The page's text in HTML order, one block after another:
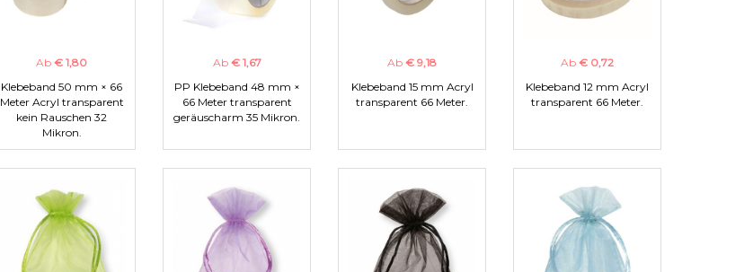
Ab € 1,80
Klebeband 50 mm × 66
Meter Acryl transparent
kein Rauschen 32
Mikron.
Ab € 1,67
PP Klebeband 48 mm ×
66 Meter transparent
geräuscharm 35 Mikron.
Ab € 9,18
Klebeband 15 mm Acryl
transparent 66 Meter.
Ab € 0,72
Klebeband 12 mm Acryl
transparent 66 Meter.